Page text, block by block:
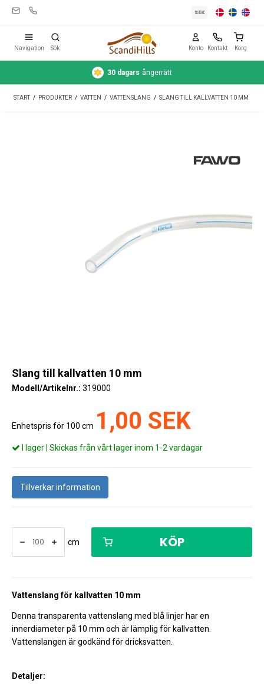
Tält
Erbjudanden
SEK
Navigation Sök Konto Kontakt Korg
30 dagars ångerrätt
START / PRODUKTER / VATTEN / VATTENSLANG / SLANG TILL KALLVATTEN 10 MM
Slang till kallvatten 10 mm
Modell/Artikelnr.: 319000
Enhetspris för 100 cm 1,00 SEK
I lager | Skickas från vårt lager inom 1-2 vardagar
Tillverkar information
cm KÖP
Vattenslang för kallvatten 10 mm
Denna transparenta vattenslang med blå linjer har en
innerdiameter på 10 mm och är lämplig för kallvatten.
Vattenslangen är godkänd för dricksvatten.
Detaljer: